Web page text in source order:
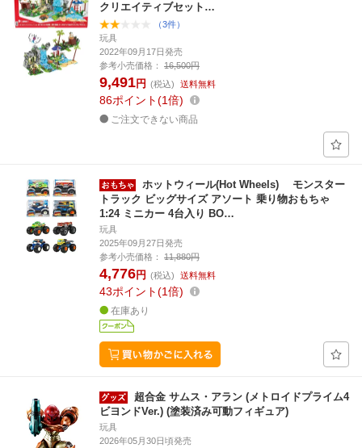
クリエイティブセット…
（3件）
玩具
2022年09月17日発売
参考小売価格：
16,500円
9,491円 (税込) 送料無料
86ポイント 1倍
ご注文できない商品
ホットウィール(Hot Wheels) モンスター
トラック ビッグサイズ アソート 乗り物おもちゃ
1:24 ミニカー 4台入り BO…
玩具
2025年09月27日発売
参考小売価格：
11,880円
4,776円 (税込) 送料無料
43ポイント 1倍
在庫あり
超合金 サムス・アラン (メトロイドプライム4
ビヨンドVer.) (塗装済み可動フィギュア)
玩具
2026年05月30日頃発売